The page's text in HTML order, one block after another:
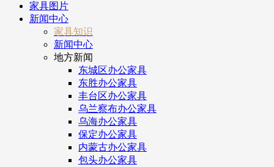
家具图片
新闻中心
家具知识
新闻中心
地方新闻
东城区办公家具
东胜办公家具
丰台区办公家具
乌兰察布办公家具
乌海办公家具
保定办公家具
内蒙古办公家具
包头办公家具